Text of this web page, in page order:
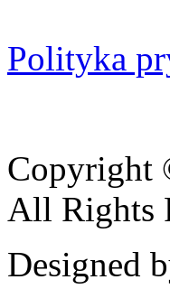
Polityka
Copyright
All Rights
Designed